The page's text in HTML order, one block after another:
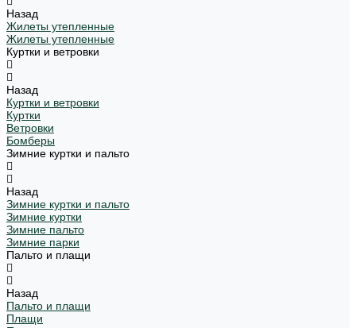
Назад
Жилеты утепленные
Жилеты утепленные
Куртки и ветровки
Назад
Куртки и ветровки
Куртки
Ветровки
Бомберы
Зимние куртки и пальто
Назад
Зимние куртки и пальто
Зимние куртки
Зимние пальто
Зимние парки
Пальто и плащи
Назад
Пальто и плащи
Плащи